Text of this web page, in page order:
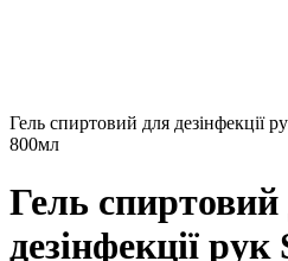
Гель спиртовий для дезінфекції
800мл
Гель спиртовий
дезінфекції